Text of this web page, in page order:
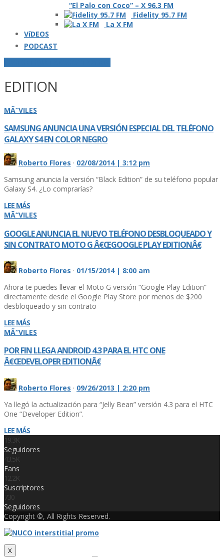
“El Palo con Coco” – X 96.3 FM
Fidelity 95.7 FM
La X FM
VíDEOS
PODCAST
EDITION
MÃ“VILES
SAMSUNG ANUNCIA UNA VERSIÓN ESPECIAL DEL TELÉFONO
GALAXY S4 EN COLOR NEGRO
Roberto Flores · 02/08/2014 | 3:12 pm
Samsung anuncia la versión “Black Edition” de su teléfono popular
Galaxy S4. ¿Lo comprarí­as?
LEE MÁS
MÃ“VILES
GOOGLE ANUNCIA EL NUEVO TELÉFONO DESBLOQUEADO Y
SIN CONTRATO MOTO G Â€ŒGOOGLE PLAY EDITIONÂ€
Roberto Flores · 01/15/2014 | 8:00 am
Ahora te puedes llevar el Moto G versión “Google Play Edition”
directamente desde el Google Play Store por menos de $200
desbloqueado y sin contrato
LEE MÁS
MÃ“VILES
POR FIN LLEGA ANDROID 4.3 PARA EL HTC ONE
Â€ŒDEVELOPER EDITIONÂ€
Roberto Flores · 09/26/2013 | 2:20 pm
Ya llegó la actualización para “Jelly Bean” versión 4.3 para el HTC
One “Developer Edition”.
LEE MÁS
19.3K
Seguidores
43.5K
Fans
12.2K
Suscriptores
730
Seguidores
Copyright ©, All Rights Reserved.
X